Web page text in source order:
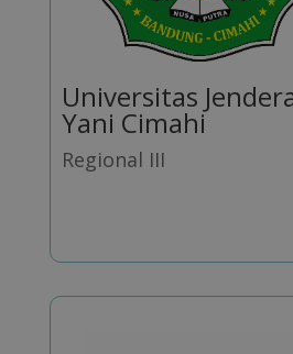
Universitas
Yani Cimahi
Regional III